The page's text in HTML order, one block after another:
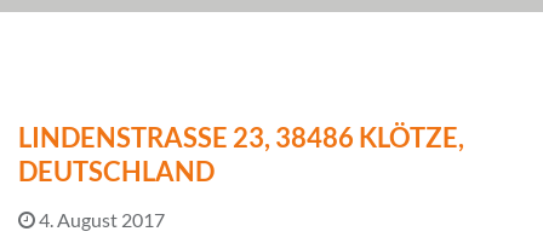
LINDENSTRASSE 23, 38486 KLÖTZE, D
EUTSCHLAND
4. August 2017